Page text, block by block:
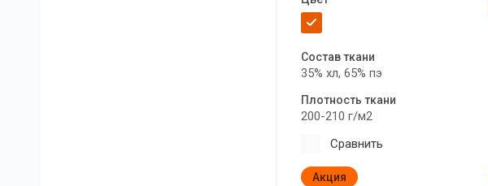
Состав ткани
35% хл, 65% пэ
Плотность ткани
200-210 г/м2
Сравнить
Акция